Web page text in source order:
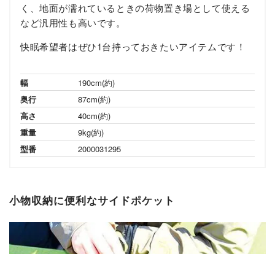
く、地面が濡れているときの荷物置き場として使える
など汎用性も高いです。
快眠希望者はぜひ1台持っておきたいアイテムです！
幅
190cm(約)
奥行
87cm(約)
高さ
40cm(約)
重量
9kg(約)
型番
2000031295
小物収納に便利なサイドポケット